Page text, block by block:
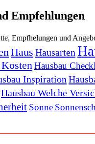
Empfehlungen
Empfhelungen und
Haus Hausarten
Hausbau
Inspiration
Hausbau Welche
Sonne